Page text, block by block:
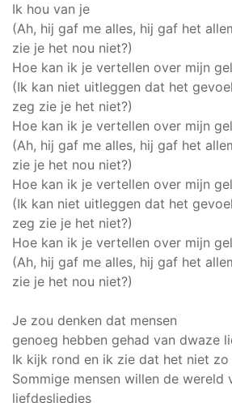
Ik hou van je
(Ah, hij gaf me alles, hij gaf het
zie je het nou niet?)
Hoe kan ik je vertellen over mijn
(Ik kan niet uitleggen dat het
zeg zie je het niet?)
Hoe kan ik je vertellen over mijn
(Ah, hij gaf me alles, hij gaf het
zie je het nou niet?)
Hoe kan ik je vertellen over mijn
(Ik kan niet uitleggen dat het
zeg zie je het niet?)
Hoe kan ik je vertellen over mijn
(Ah, hij gaf me alles, hij gaf het
zie je het nou niet?)
Je zou denken dat mensen
genoeg hebben gehad van dwaze
Ik kijk rond en ik zie dat het niet zo
Sommige mensen willen de wereld
liefdesliedjes